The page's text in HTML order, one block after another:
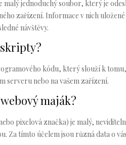
malý jednoduchý soubor, který je
zařízení. Informace v nich
návštěvy.
kódu, který slouží k
serveru nebo na vašem zařízení.
maják?
pixelová značka) je malý,
Za tímto účelem jsou různá data o